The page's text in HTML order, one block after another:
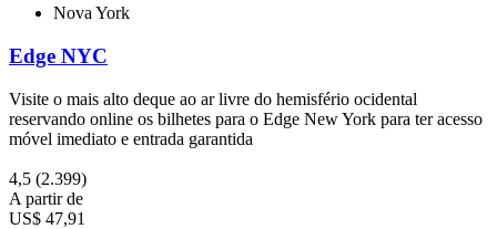
Nova York
Edge NYC
Visite o mais alto deque ao ar livre do hemisfério ocidental
reservando online os bilhetes para o Edge New York para ter acesso
móvel imediato e entrada garantida
4,5 (2.399)
A partir de
US$ 47,91